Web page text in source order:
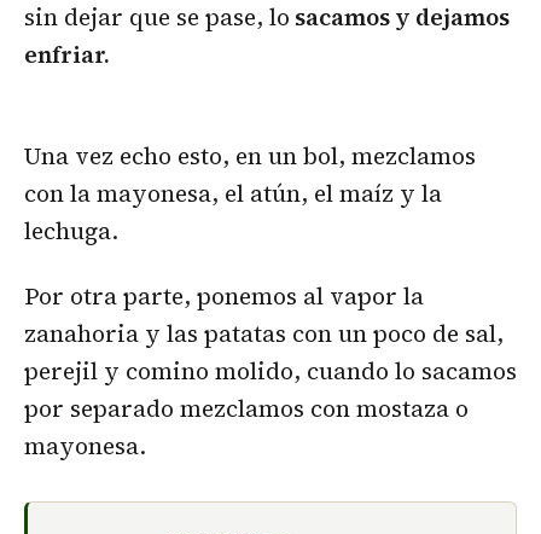
sin dejar que se pase, lo sacamos y dejamos
enfriar.
Una vez echo esto, en un bol, mezclamos
con la mayonesa, el atún, el maíz y la
lechuga.
Por otra parte, ponemos al vapor la
zanahoria y las patatas con un poco de sal,
perejil y comino molido, cuando lo sacamos
por separado mezclamos con mostaza o
mayonesa.